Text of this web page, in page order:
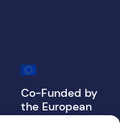
Co-Funded by
the European
Union Under